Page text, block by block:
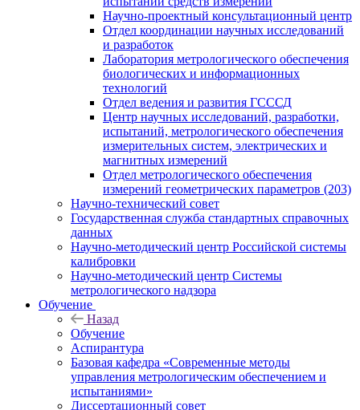
Научно-проектный консультационный центр
Отдел координации научных исследований
и разработок
Лаборатория метрологического обеспечения
биологических и информационных
технологий
Отдел ведения и развития ГСССД
Центр научных исследований, разработки,
испытаний, метрологического обеспечения
измерительных систем, электрических и
магнитных измерений
Отдел метрологического обеспечения
измерений геометрических параметров (203)
Научно-технический совет
Государственная служба стандартных справочных
данных
Научно-методический центр Российской системы
калибровки
Научно-методический центр Системы
метрологического надзора
Обучение
Назад
Обучение
Аспирантура
Базовая кафедра «Современные методы
управления метрологическим обеспечением и
испытаниями»
Диссертационный совет